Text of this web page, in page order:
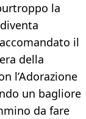
la
il
della
l’Adorazione
un bagliore
da fare